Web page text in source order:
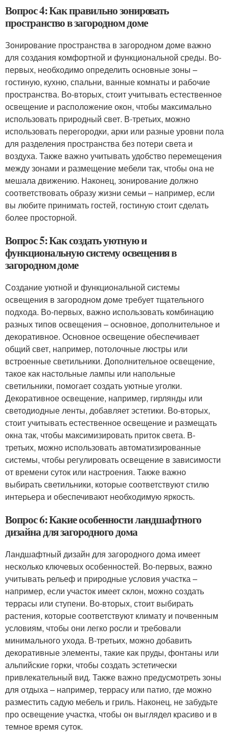
Вопрос 4: Как правильно зонировать
пространство в загородном доме
Зонирование пространства в загородном доме важно
для создания комфортной и функциональной среды. Во-
первых, необходимо определить основные зоны –
гостиную, кухню, спальни, ванные комнаты и рабочие
пространства. Во-вторых, стоит учитывать естественное
освещение и расположение окон, чтобы максимально
использовать природный свет. В-третьих, можно
использовать перегородки, арки или разные уровни пола
для разделения пространства без потери света и
воздуха. Также важно учитывать удобство перемещения
между зонами и размещение мебели так, чтобы она не
мешала движению. Наконец, зонирование должно
соответствовать образу жизни семьи – например, если
вы любите принимать гостей, гостиную стоит сделать
более просторной.
Вопрос 5: Как создать уютную и
функциональную систему освещения в
загородном доме
Создание уютной и функциональной системы
освещения в загородном доме требует тщательного
подхода. Во-первых, важно использовать комбинацию
разных типов освещения – основное, дополнительное и
декоративное. Основное освещение обеспечивает
общий свет, например, потолочные люстры или
встроенные светильники. Дополнительное освещение,
такое как настольные лампы или напольные
светильники, помогает создать уютные уголки.
Декоративное освещение, например, гирлянды или
светодиодные ленты, добавляет эстетики. Во-вторых,
стоит учитывать естественное освещение и размещать
окна так, чтобы максимизировать приток света. В-
третьих, можно использовать автоматизированные
системы, чтобы регулировать освещение в зависимости
от времени суток или настроения. Также важно
выбирать светильники, которые соответствуют стилю
интерьера и обеспечивают необходимую яркость.
Вопрос 6: Какие особенности ландшафтного
дизайна для загородного дома
Ландшафтный дизайн для загородного дома имеет
несколько ключевых особенностей. Во-первых, важно
учитывать рельеф и природные условия участка –
например, если участок имеет склон, можно создать
террасы или ступени. Во-вторых, стоит выбирать
растения, которые соответствуют климату и почвенным
условиям, чтобы они легко росли и требовали
минимального ухода. В-третьих, можно добавить
декоративные элементы, такие как пруды, фонтаны или
альпийские горки, чтобы создать эстетически
привлекательный вид. Также важно предусмотреть зоны
для отдыха – например, террасу или патио, где можно
разместить садую мебель и гриль. Наконец, не забудьте
про освещение участка, чтобы он выглядел красиво и в
темное время суток.